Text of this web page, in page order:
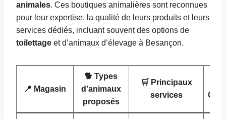
animales. Ces boutiques animalières sont reconnues
pour leur expertise, la qualité de leurs produits et leurs
services dédiés, incluant souvent des options de
toilettage et d’animaux d’élevage à Besançon.
📍 Magasin
🐕 Types
d’animaux
proposés
🛒 Principaux
services